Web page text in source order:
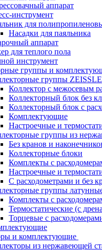
аппарат
инструмент
для
Насадки для паяльника
аппарат
для теплого пола
инструмент
группы и
группы
Коллектор с межосевым
Коллекторный блок без
Коллекторный блок с
Комплектующие
Настроечные и
группы из
Без кранов и
Коллекторные блоки
Комплекты с
Настроечные и
С расходометрами и без
группы
Комплекты с
Термостатические (с
Торцевые с
и комплектующие
из нержавеющей